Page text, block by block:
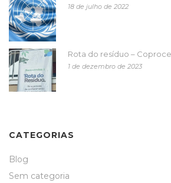
18 de julho de 2022
Rota do resíduo –
1 de dezembro de 2023
CATEGORIAS
Blog
Sem categoria